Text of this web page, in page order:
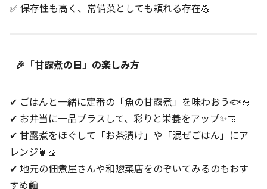
✅ 保存性も高く、常備菜としても頼れる存在💪
🎉「甘露煮の日」の楽しみ方
✔ ごはんと一緒に定番の「魚の甘露煮」を味わおう🐟🍚
✔ お弁当に一品プラスして、彩りと栄養をアップ✨🍱
✔ 甘露煮をほぐして「お茶漬け」や「混ぜごはん」にア
レンジ🍵🍙
✔ 地元の佃煮屋さんや和惣菜店をのぞいてみるのもおす
すめ🛍️